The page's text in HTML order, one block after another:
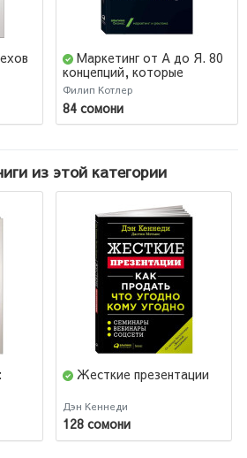
Маркетинг от А до Я. 80
концепций, которые
должен знать каждый
менеджер
Филип Котлер
84 сомони
из этой категории
Жесткие презентации
Дэн Кеннеди
128 сомони